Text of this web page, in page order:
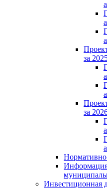
за
за
Инвестиционная